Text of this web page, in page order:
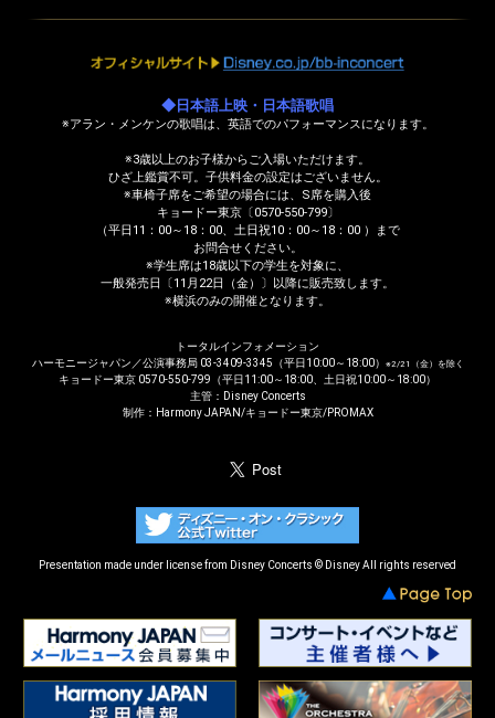
◆日本語上映・日本語歌唱
※アラン・メンケンの歌唱は、英語でのパフォーマンスになります。
※3歳以上のお子様からご入場いただけます。
ひざ上鑑賞不可。子供料金の設定はございません。
※車椅子席をご希望の場合には、S席を購入後
キョードー東京〔0570-550-799〕
（平日11：00～18：00、土日祝10：00～18：00 ）まで
お問合せください。
※学生席は18歳以下の学生を対象に、
一般発売日〔11月22日（金）〕以降に販売致します。
※横浜のみの開催となります。
トータルインフォメーション
ハーモニージャパン／公演事務局 03-3409-3345（平日10:00～18:00）
※2/21（金）を除く
キョードー東京 0570-550-799（平日11:00～18:00、土日祝10:00～18:00）
主管：Disney Concerts
制作：Harmony JAPAN/キョードー東京/PROMAX
Presentation made under license from Disney Concerts ©️ Disney All rights reserved